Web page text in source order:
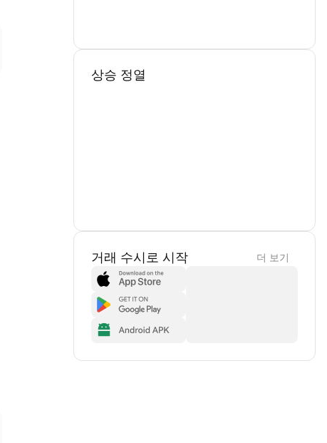
상승 정열
거래 수시로 시작 더 보기